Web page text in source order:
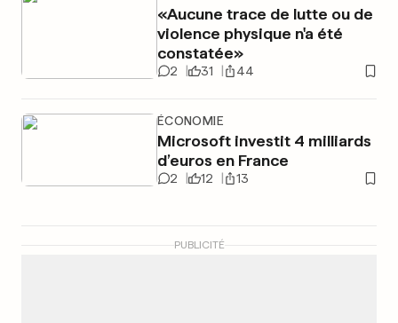
«Aucune trace de lutte ou de
violence physique n'a été
constatée»
2 31 44
ÉCONOMIE
Microsoft investit 4 milliards
d’euros en France
2 12 13
PUBLICITÉ